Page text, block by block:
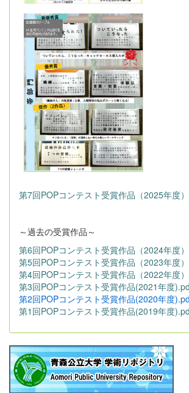
第7回POPコンテスト受賞作品（2025年度
～過去の受賞作品～
第6回POPコンテスト受賞作品（2024年度
第5回POPコンテスト受賞作品（2023年度
第4回POPコンテスト受賞作品（2022年度
第3回POPコンテスト受賞作品(2021年度
第2回POPコンテスト受賞作品(2020年度
第1回POPコンテスト受賞作品(2019年度